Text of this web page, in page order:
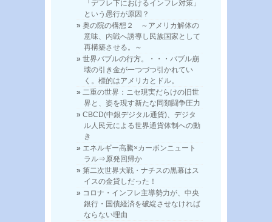
「デフレ下におけるインフレ対策」
という愚行が原因？
奥の院の構想２ ～アメリカ解体の
意味、内戦へ誘導し民族国家として
再構築させる。～
世界バブルの行方。・・・バブル崩
壊の引き金が一つづつ引かれてい
く。標的はアメリカとドル。
二重の世界：ニセ現実だらけの旧世
界と、姿を現す新たな同類闘争圧力
CBCD(中銀デジタル通貨)、デジタ
ル人民元による世界通貨体制への動
き
エネルギー高騰×カーボンニュート
ラル⇒原発回帰か
第二次世界大戦・ナチスの黒幕はス
イスの金貸しだった！
コロナ・インフレ主導勢力が、中央
銀行・国債経済を破綻させなければ
ならない理由